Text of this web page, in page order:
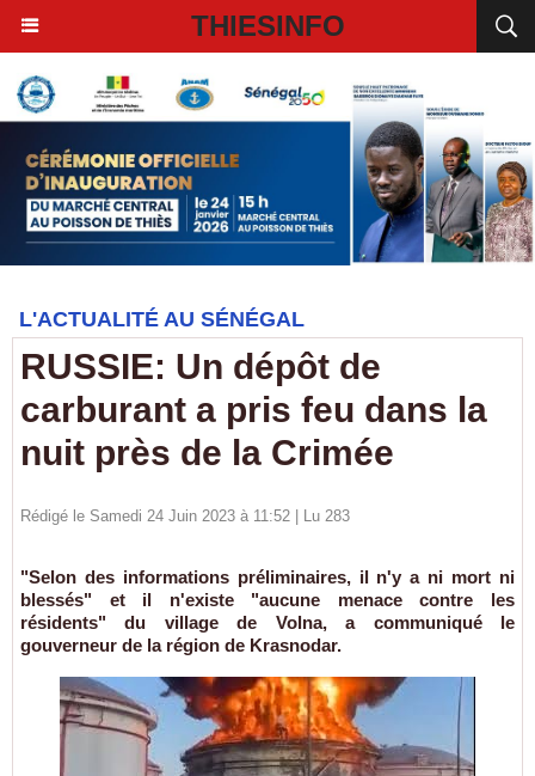
THIESINFO
L'ACTUALITÉ AU SÉNÉGAL
RUSSIE: Un dépôt de
carburant a pris feu dans la
nuit près de la Crimée
Rédigé le Samedi 24 Juin 2023 à 11:52 | Lu 283
"Selon des informations préliminaires, il n'y a ni mort ni
blessés" et il n'existe "aucune menace contre les
résidents" du village de Volna, a communiqué le
gouverneur de la région de Krasnodar.